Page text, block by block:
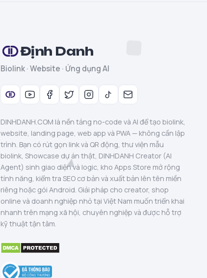
Định Danh
Biolink · Website · Ứng dụng AI
DINHDANH.COM là nền tảng no-code và AI để tạo biolink,
website, landing page, web app và PWA — không cần lập
trình. Bạn có rút gọn link và QR động, thư viện mẫu
biolink, Showcase dự án thật, DINHDANH Creator (AI
Agent) sinh giao diện và logic, kho Apps Store mở rộng
tính năng, kiểm tra SEO cơ bản và xuất bản lên tên miền
riêng hoặc gói Android. Giải pháp cho creator, shop
online và doanh nghiệp nhỏ tại Việt Nam muốn triển khai
nhanh trên mạng xã hội, chuyên nghiệp và được hỗ trợ
kỹ thuật tận tâm.